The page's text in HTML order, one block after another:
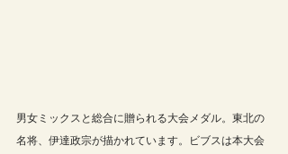
男女ミックスと総合に贈られる大会メダル。東北の
名将、伊達政宗が描かれています。ビブスは本大会